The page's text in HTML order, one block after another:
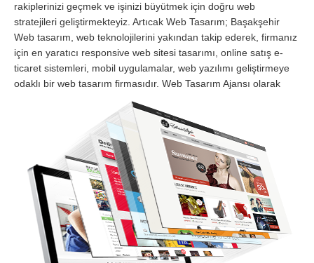
rakiplerinizi geçmek ve işinizi büyütmek için doğru web
stratejileri geliştirmekteyiz. Artıcak Web Tasarım; Başakşehir
Web tasarım, web teknolojilerini yakından takip ederek, firmanız
için en yaratıcı responsive web sitesi tasarımı, online satış e-
ticaret sistemleri, mobil uygulamalar, web yazılımı geliştirmeye
odaklı bir web tasarım firmasıdır. Web Tasarım Ajansı olarak